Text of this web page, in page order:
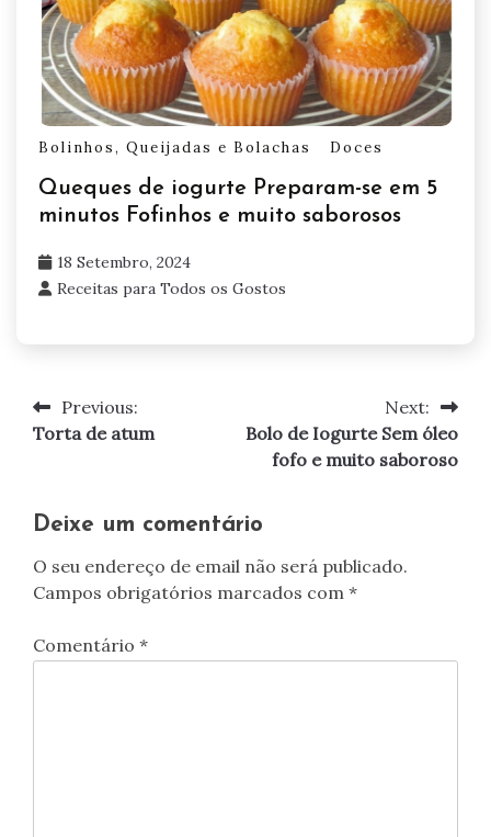
Bolinhos, Queijadas e Bolachas Doces
Queques de iogurte Preparam-se em 5
minutos Fofinhos e muito saborosos
18 Setembro, 2024
Receitas para Todos os Gostos
Navegação
Previous:
Torta de atum
Next:
Bolo de Iogurte Sem óleo
fofo e muito saboroso
Deixe um comentário
O seu endereço de email não será publicado.
Campos obrigatórios marcados com *
Comentário *